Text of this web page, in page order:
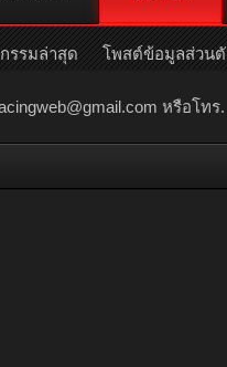
หรือโทร
รรมล่าสุด โพสต์ข้อมูลส่วนตั